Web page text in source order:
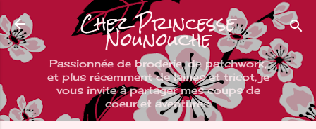
Accéder au contenu principal
Chez Princesse
Nounouche
Passionnée de broderie, de patchwork,
et plus récemment de laines et tricot, je
vous invite à partager mes coups de
coeur et aventures.